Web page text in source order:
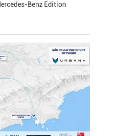
Benz Edition